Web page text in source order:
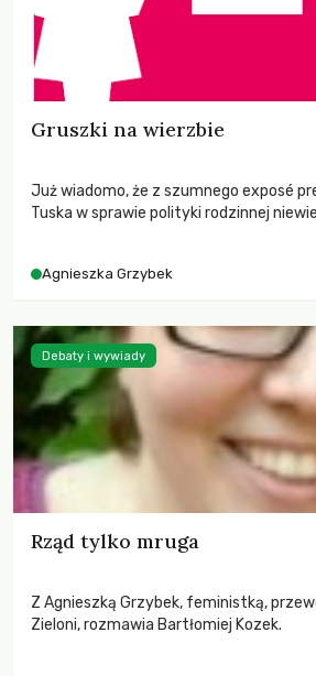
Gruszki na wierzbie
Już wiadomo, że z szumnego exposé
Tuska w sprawie polityki rodzinnej
naobiecywało. A naobiecywało się, oj,
Agnieszka Grzybek
Rząd tylko mruga
Z Agnieszką Grzybek, feministką,
Zieloni, rozmawia Bartłomiej Kozek.
Debaty i wywiady